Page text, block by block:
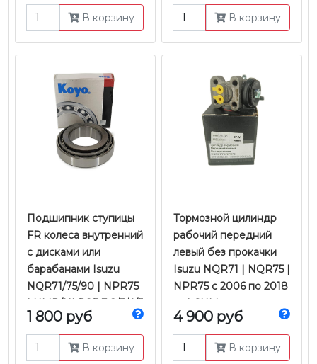
В корзину
Koyo
В корзину
Подшипник ступицы
FR колеса внутренний
с дисками или
барабанами Isuzu
NQR71/75/90 | NPR75
| NMR/NLR85 Е-2/3/4/5
| Hyundai HD78 /
Mighty EX Е-5 КПП
T60S5/6 на 1 и 2-ой
1 800 руб
В корзину
Тормозной цилиндр
рабочий передний
левый без прокачки
Isuzu NQR71 | NQR75 |
NPR75 с 2006 по 2018
гг. | CHM
4 900 руб
В корзину